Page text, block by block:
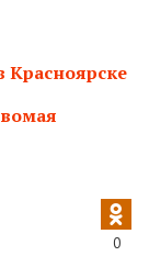
Красноярске
0